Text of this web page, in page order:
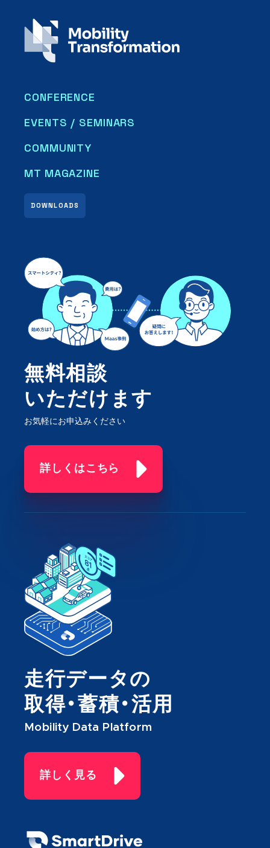
CONFERENCE
EVENTS / SEMINARS
COMMUNITY
DOWNLOADS
MT MAGAZINE
無料相談
いただけます
お気軽にお申込みください
詳しくはこちら
走行データの
取得・蓄積・活用
Mobility Data Platform
詳しく見る